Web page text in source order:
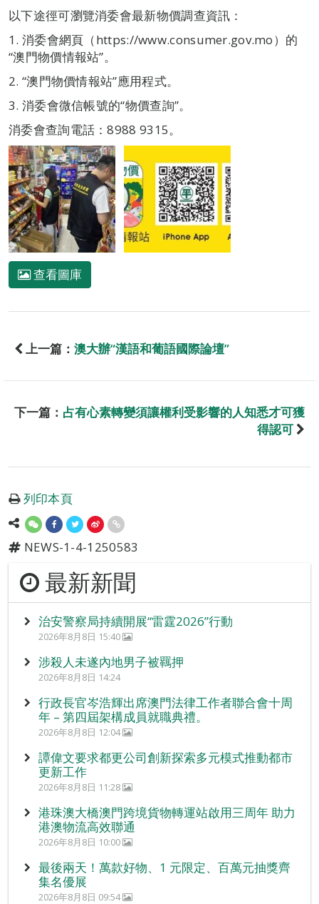
以下途徑可瀏覽消委會最新物價調查資訊：
1. 消委會網頁（https://www.consumer.gov.mo）的
“澳門物價情報站”。
2. “澳門物價情報站”應用程式。
3. 消委會微信帳號的“物價查詢”。
消委會查詢電話：8988 9315。
查看圖庫
上一篇： 澳大辦“漢語和葡語國際論壇”
下一篇： 占有心素轉變須讓權利受影響的人知悉才可獲
得認可
列印本頁
NEWS-1-4-1250583
最新新聞
治安警察局持續開展“雷霆2026”行動
2026年8月8日 15:40
涉殺人未遂內地男子被羈押
2026年8月8日 14:24
行政長官岑浩輝出席澳門法律工作者聯合會十周
年 – 第四屆架構成員就職典禮。
2026年8月8日 12:04
譚偉文要求都更公司創新探索多元模式推動都市
更新工作
2026年8月8日 11:28
港珠澳大橋澳門跨境貨物轉運站啟用三周年 助力
港澳物流高效聯通
2026年8月8日 10:00
最後兩天！萬款好物、1 元限定、百萬元抽獎齊
集名優展
2026年8月8日 09:54